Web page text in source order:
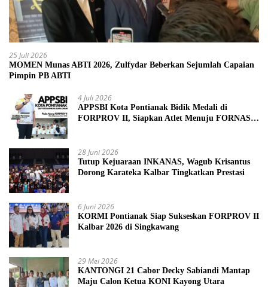
25 Juli 2026
MOMEN Munas ABTI 2026, Zulfydar Beberkan Sejumlah Capaian
Pimpin PB ABTI
4 Juli 2026
APPSBI Kota Pontianak Bidik Medali di
FORPROV II, Siapkan Atlet Menuju FORNAS
28 Juni 2026
Tutup Kejuaraan INKANAS, Wagub Krisantus
Dorong Karateka Kalbar Tingkatkan Prestasi
6 Juni 2026
KORMI Pontianak Siap Sukseskan FORPROV II
Kalbar 2026 di Singkawang
29 Mei 2026
KANTONGI 21 Cabor Decky Sabiandi Mantap
Maju Calon Ketua KONI Kayong Utara